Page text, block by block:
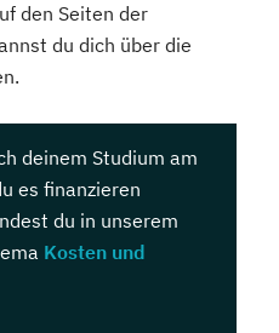
den Seiten der
du dich über die
deinem Studium am
es finanzieren
du in unserem
Kosten und